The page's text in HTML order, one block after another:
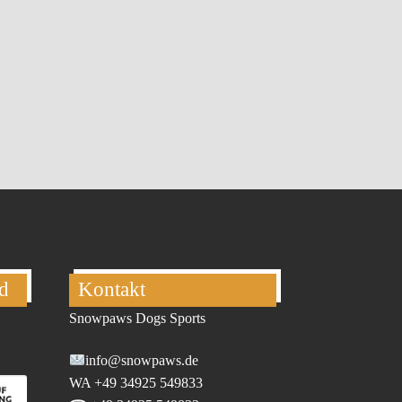
Kontakt
Snowpaws Dogs Sports
info@snowpaws.de
WA +49 34925 549833